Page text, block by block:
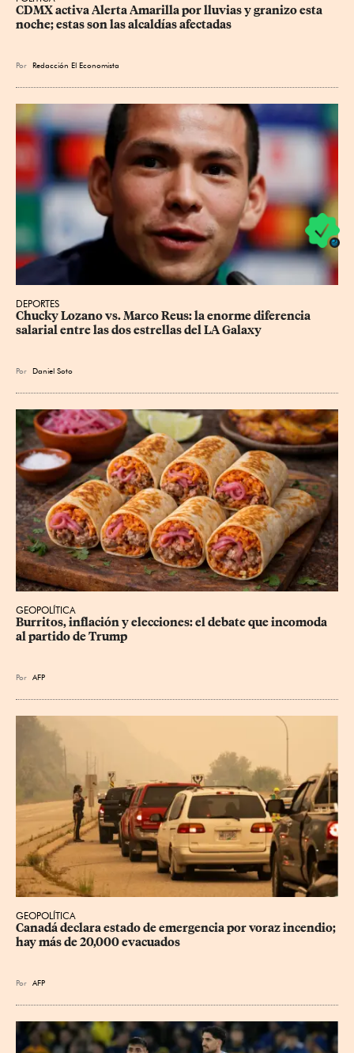
CDMX activa Alerta Amarilla por lluvias y granizo esta
noche; estas son las alcaldías afectadas
Por Redacción El Economista
DEPORTES
Chucky Lozano vs. Marco Reus: la enorme diferencia
salarial entre las dos estrellas del LA Galaxy
Por Daniel Soto
GEOPOLÍTICA
Burritos, inflación y elecciones: el debate que incomoda
al partido de Trump
Por AFP
GEOPOLÍTICA
Canadá declara estado de emergencia por voraz incendio;
hay más de 20,000 evacuados
Por AFP